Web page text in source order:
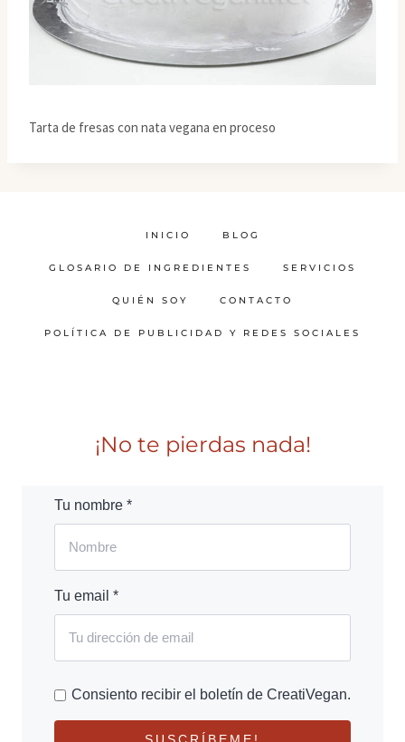
Tarta de fresas con nata vegana en proceso
INICIO BLOG
GLOSARIO DE INGREDIENTES SERVICIOS
QUIÉN SOY CONTACTO
POLÍTICA DE PUBLICIDAD Y REDES SOCIALES
¡No te pierdas nada!
Tu nombre *
Tu email *
Consiento recibir el boletín de CreatiVegan.